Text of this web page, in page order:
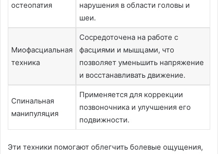
остеопатия
нарушения в области головы и
шеи.
Миофасциальная
техника
Сосредоточена на работе с
фасциями и мышцами, что
позволяет уменьшить напряжение
и восстанавливать движение.
Спинальная
манипуляция
Применяется для коррекции
позвоночника и улучшения его
подвижности.
Эти техники помогают облегчить болевые ощущения,